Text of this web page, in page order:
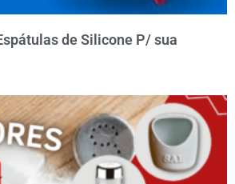
de Silicone P/ sua